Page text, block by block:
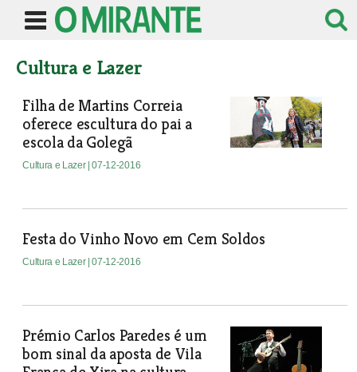
Cultura e Lazer
Filha de Martins Correia
oferece escultura do pai a
escola da Golegã
Cultura e Lazer | 07-12-2016
Festa do Vinho Novo em Cem Soldos
Cultura e Lazer | 07-12-2016
Prémio Carlos Paredes é um
bom sinal da aposta de Vila